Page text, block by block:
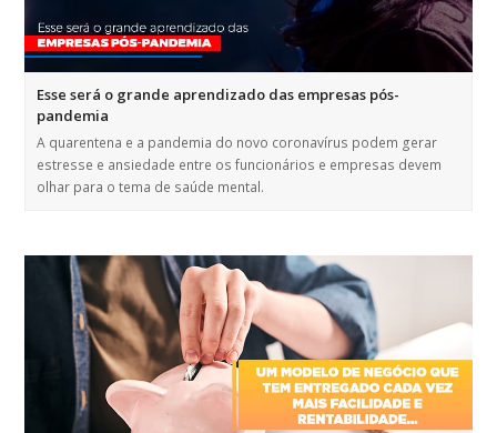
Esse será o grande aprendizado das empresas pós-
pandemia
A quarentena e a pandemia do novo coronavírus podem gerar
estresse e ansiedade entre os funcionários e empresas devem
olhar para o tema de saúde mental.